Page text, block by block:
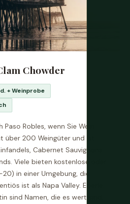
Chowder
+ Weinprobe
Robles, wenn Sie Wein
über 200 Weingüter und ist
Cabernet Sauvignons
Viele bieten kostenlose oder
in einer Umgebung, die
ist als Napa Valley. Eberle,
sind Namen, die es wert sind,